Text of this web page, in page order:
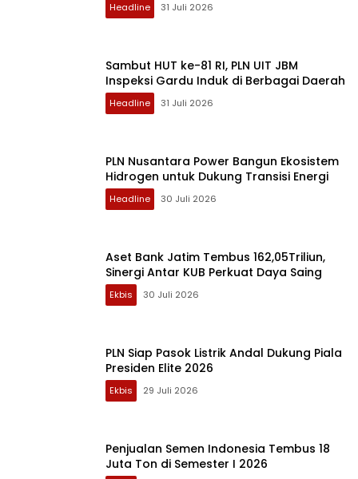
Headline 31 Juli 2026
Sambut HUT ke-81 RI, PLN UIT JBM
Inspeksi Gardu Induk di Berbagai Daerah
Headline 31 Juli 2026
PLN Nusantara Power Bangun Ekosistem
Hidrogen untuk Dukung Transisi Energi
Headline 30 Juli 2026
Aset Bank Jatim Tembus 162,05Triliun,
Sinergi Antar KUB Perkuat Daya Saing
Ekbis 30 Juli 2026
PLN Siap Pasok Listrik Andal Dukung Piala
Presiden Elite 2026
Ekbis 29 Juli 2026
Penjualan Semen Indonesia Tembus 18
Juta Ton di Semester I 2026